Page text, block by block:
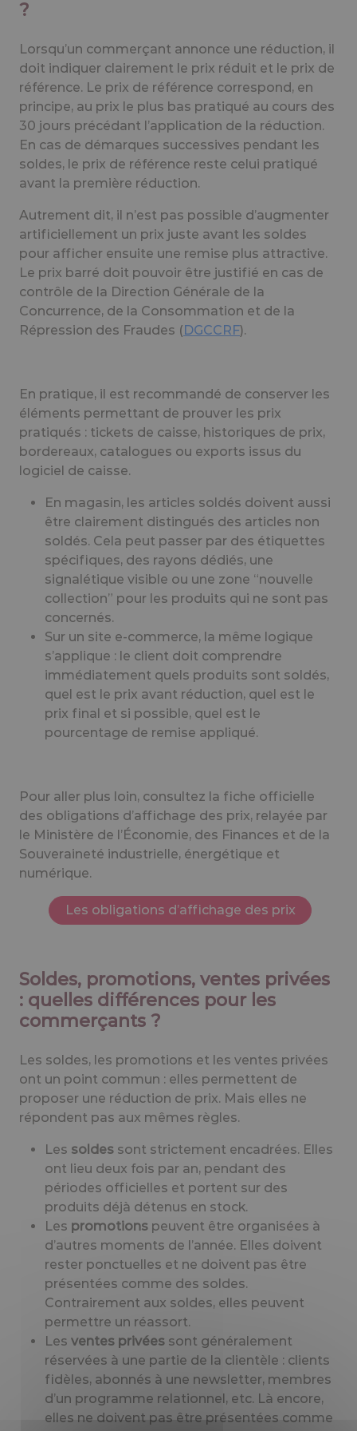
?
Lorsqu’un commerçant annonce une réduction, il
doit indiquer clairement le prix réduit et le prix de
référence. Le prix de référence correspond, en
principe, au prix le plus bas pratiqué au cours des
30 jours précédant l’application de la réduction.
En cas de démarques successives pendant les
soldes, le prix de référence reste celui pratiqué
avant la première réduction.
Autrement dit, il n’est pas possible d’augmenter
artificiellement un prix juste avant les soldes
pour afficher ensuite une remise plus attractive.
Le prix barré doit pouvoir être justifié en cas de
contrôle de la Direction Générale de la
Concurrence, de la Consommation et de la
Répression des Fraudes (DGCCRF).
En pratique, il est recommandé de conserver les
éléments permettant de prouver les prix
pratiqués : tickets de caisse, historiques de prix,
bordereaux, catalogues ou exports issus du
logiciel de caisse.
En magasin, les articles soldés doivent aussi
être clairement distingués des articles non
soldés. Cela peut passer par des étiquettes
spécifiques, des rayons dédiés, une
signalétique visible ou une zone “nouvelle
collection” pour les produits qui ne sont pas
concernés.
Sur un site e-commerce, la même logique
s’applique : le client doit comprendre
immédiatement quels produits sont soldés,
quel est le prix avant réduction, quel est le
prix final et si possible, quel est le
pourcentage de remise appliqué.
Pour aller plus loin, consultez la fiche officielle
des obligations d’affichage des prix, relayée par
le Ministère de l’Économie, des Finances et de la
Souveraineté industrielle, énergétique et
numérique.
Les obligations d’affichage des prix
Soldes, promotions, ventes privées
: quelles différences pour les
commerçants ?
Les soldes, les promotions et les ventes privées
ont un point commun : elles permettent de
proposer une réduction de prix. Mais elles ne
répondent pas aux mêmes règles.
Les soldes sont strictement encadrées. Elles
ont lieu deux fois par an, pendant des
périodes officielles et portent sur des
produits déjà détenus en stock.
Les promotions peuvent être organisées à
d’autres moments de l’année. Elles doivent
rester ponctuelles et ne doivent pas être
présentées comme des soldes.
Contrairement aux soldes, elles peuvent
permettre un réassort.
Les ventes privées sont généralement
réservées à une partie de la clientèle : clients
fidèles, abonnés à une newsletter, membres
d’un programme relationnel, etc. Là encore,
elles ne doivent pas être présentées comme